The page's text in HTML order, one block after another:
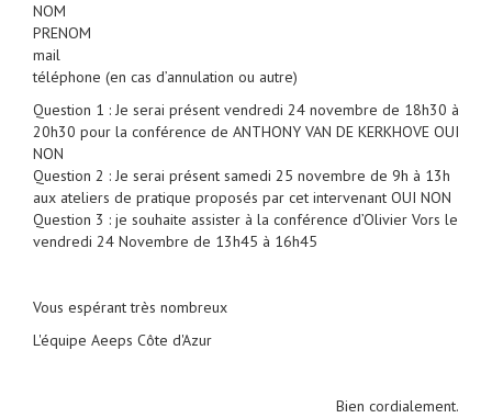
NOM
PRENOM
mail
téléphone (en cas d’annulation ou autre)
Question 1 : Je serai présent vendredi 24 novembre de 18h30 à
20h30 pour la conférence de ANTHONY VAN DE KERKHOVE OUI
NON
Question 2 : Je serai présent samedi 25 novembre de 9h à 13h
aux ateliers de pratique proposés par cet intervenant OUI NON
Question 3 : je souhaite assister à la conférence d’Olivier Vors le
vendredi 24 Novembre de 13h45 à 16h45
Vous espérant très nombreux
L'équipe Aeeps Côte d'Azur
Bien cordialement.